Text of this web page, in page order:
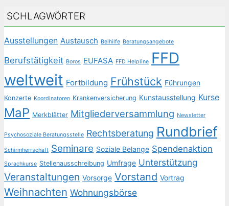
SCHLAGWÖRTER
Ausstellungen Austausch Beihilfe Beratungsangebote
Berufstätigkeit Boros EUFASA FFD Helpline FFD
weltweit Fortbildung Frühstück Führungen
Konzerte Koordinatoren Krankenversicherung Kunstausstellung Kurse
MaP Merkblätter Mitgliederversammlung Newsletter
Psychosoziale Beratungsstelle Rechtsberatung Rundbrief
Schirmherrschaft Seminare Soziale Belange Spendenaktion
Sprachkurse Stellenausschreibung Umfrage Unterstützung
Veranstaltungen Vorsorge Vorstand Vortrag
Weihnachten Wohnungsbörse